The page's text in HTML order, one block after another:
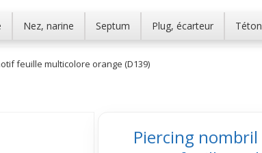
Nez, narine Septum Plug, écarteur Téton
feuille multicolore orange (D139)
Piercing